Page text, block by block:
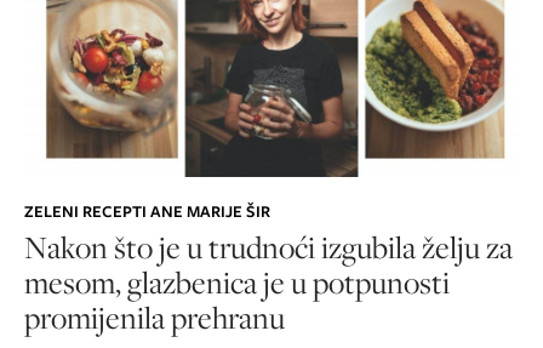
ZELENI RECEPTI ANE MARIJE ŠIR
Nakon što je u trudnoći izgubila želju za
mesom, glazbenica je u potpunosti
promijenila prehranu